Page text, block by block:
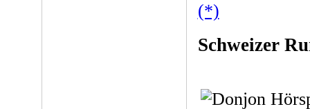
(*)
Schweizer